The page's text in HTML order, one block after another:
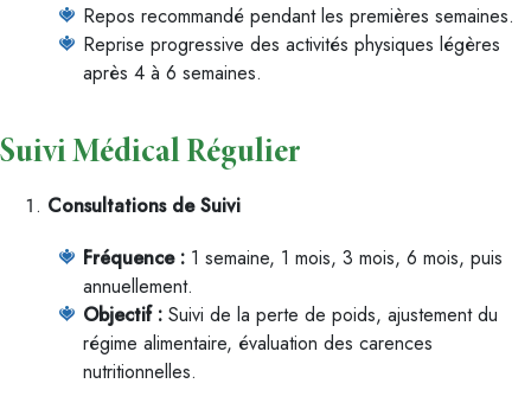
Repos recommandé pendant les premières semaines.
Reprise progressive des activités physiques légères
après 4 à 6 semaines.
Suivi Médical Régulier
Consultations de Suivi
Fréquence : 1 semaine, 1 mois, 3 mois, 6 mois, puis
annuellement.
Objectif : Suivi de la perte de poids, ajustement du
régime alimentaire, évaluation des carences
nutritionnelles.